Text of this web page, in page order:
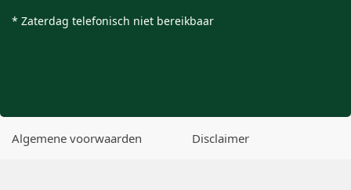
* Zaterdag telefonisch niet bereikbaar
Algemene voorwaarden Disclaimer